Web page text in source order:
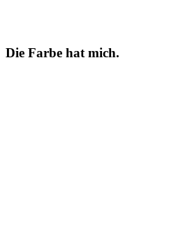
Die Farbe hat mich.